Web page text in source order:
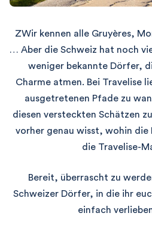
ZWir kennen alle Gruyères,
… Aber die Schweiz hat noch
weniger bekannte Dörfer,
Charme atmen. Bei Travelise
ausgetretenen Pfade zu
diesen versteckten Schätzen
vorher genau wisst, wohin die
die Travelise-
Bereit, überrascht zu
Schweizer Dörfer, in die ihr
einfach